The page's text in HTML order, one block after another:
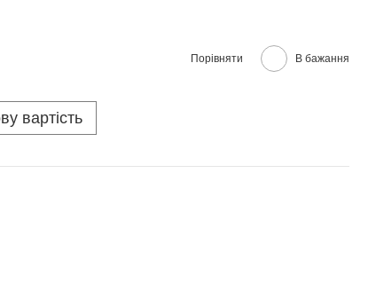
Порівняти В бажання
вартість